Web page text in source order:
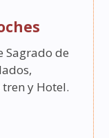
Sagrado de
y Hotel.